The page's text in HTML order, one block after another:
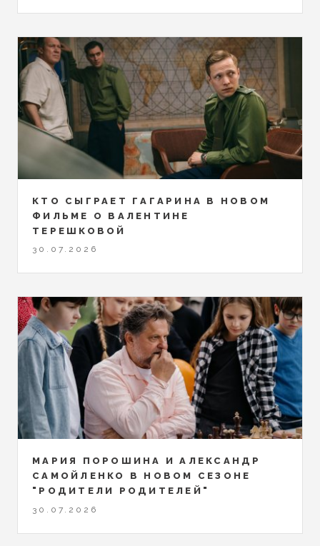
КТО СЫГРАЕТ ГАГАРИНА В НОВОМ
ФИЛЬМЕ О ВАЛЕНТИНЕ
ТЕРЕШКОВОЙ
30.07.2026
МАРИЯ ПОРОШИНА И АЛЕКСАНДР
САМОЙЛЕНКО В НОВОМ СЕЗОНЕ
"РОДИТЕЛИ РОДИТЕЛЕЙ"
30.07.2026